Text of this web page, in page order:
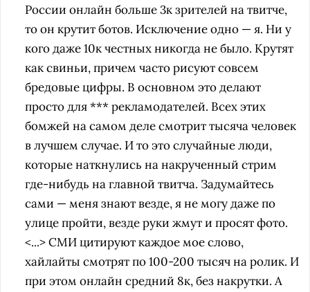
России онлайн больше 3к зрителей на твитче,
то он крутит ботов. Исключение одно — я. Ни у
кого даже 10к честных никогда не было. Крутят
как свиньи, причем часто рисуют совсем
бредовые цифры. В основном это делают
просто для *** рекламодателей. Всех этих
бомжей на самом деле смотрит тысяча человек
в лучшем случае. И то это случайные люди,
которые наткнулись на накрученный стрим
где-нибудь на главной твитча. Задумайтесь
сами — меня знают везде, я не могу даже по
улице пройти, везде руки жмут и просят фото.
<...> СМИ цитируют каждое мое слово,
хайлайты смотрят по 100-200 тысяч на ролик. И
при этом онлайн средний 8к, без накрутки. А